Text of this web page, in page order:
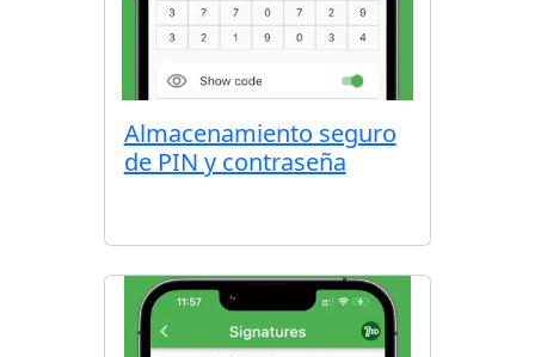
Almacenamiento seguro
de PIN y contraseña